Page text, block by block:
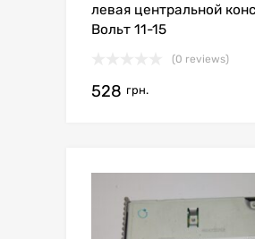
левая центральной
Вольт 11-15
(0 reviews)
528 грн.